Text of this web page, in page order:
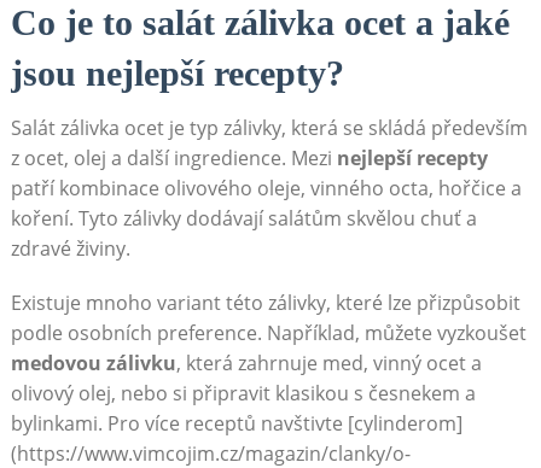
Co je to salát zálivka ocet a jaké
jsou nejlepší ⁣recepty?
Salát zálivka ocet je typ zálivky, která se skládá především
z ocet, olej a další ingredience. Mezi nejlepší recepty
patří kombinace olivového oleje, ⁤vinného octa, hořčice a​
koření. Tyto zálivky​ dodávají salátům skvělou chuť a⁣
zdravé živiny.
Existuje mnoho variant této zálivky,⁣ které lze přizpůsobit
podle osobních preference. Například, můžete vyzkoušet
medovou zálivku, která zahrnuje med, ⁤vinný ocet a
olivový olej, nebo si připravit klasikou⁣ s česnekem‍ a
bylinkami. Pro více receptů navštivte [cylinderom]
(https://www.vimcojim.cz/magazin/clanky/o-